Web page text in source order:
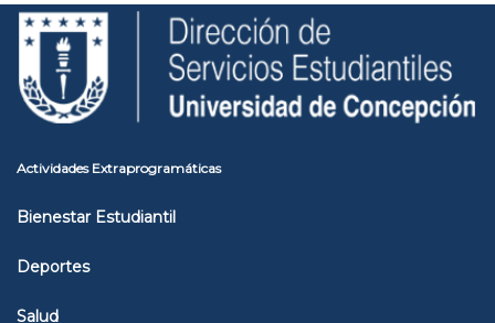
Pasar
contenido
principal
Toggle
high
contrast
Actividades Extraprogramáticas
Bienestar Estudiantil
Deportes
Salud